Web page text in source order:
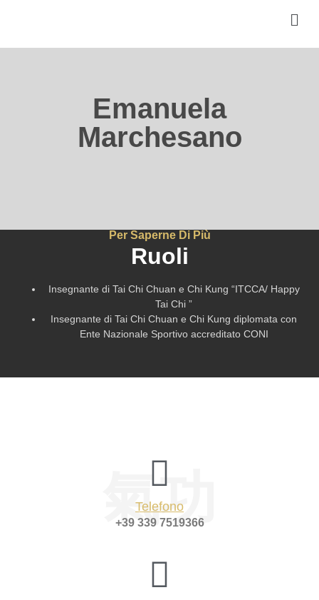
Emanuela
Marchesano
Per Saperne Di Più
Ruoli
Insegnante di Tai Chi Chuan e Chi Kung “ITCCA/ Happy
Tai Chi ”
Insegnante di Tai Chi Chuan e Chi Kung diplomata con
Ente Nazionale Sportivo accreditato CONI
Telefono
+39 339 7519366
氣功